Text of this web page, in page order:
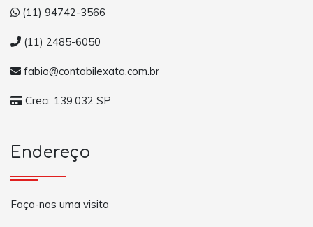
(11) 94742-3566
(11) 2485-6050
fabio@contabilexata.com.br
Creci: 139.032 SP
Endereço
Faça-nos uma visita